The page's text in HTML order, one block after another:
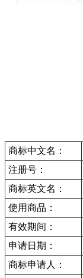
商标中文名：
注册号：
商标英文名：
使用商品：
有效期间：
申请日期：
商标申请人：